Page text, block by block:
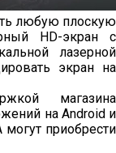
любую плоскую
HD-экран с
лазерной
экран на
магазина
на Android и
приобрести